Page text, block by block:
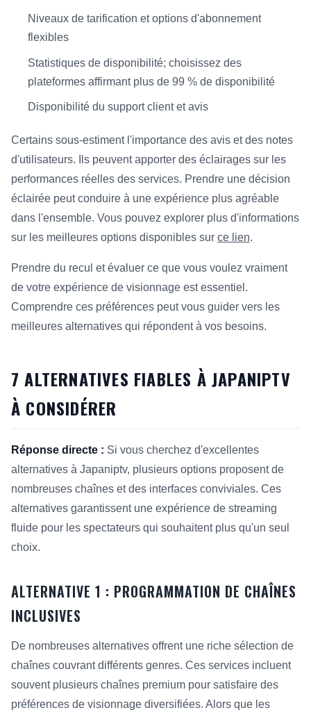
Niveaux de tarification et options d'abonnement
flexibles
Statistiques de disponibilité; choisissez des
plateformes affirmant plus de 99 % de disponibilité
Disponibilité du support client et avis
Certains sous-estiment l'importance des avis et des notes
d'utilisateurs. Ils peuvent apporter des éclairages sur les
performances réelles des services. Prendre une décision
éclairée peut conduire à une expérience plus agréable
dans l'ensemble. Vous pouvez explorer plus d'informations
sur les meilleures options disponibles sur ce lien.
Prendre du recul et évaluer ce que vous voulez vraiment
de votre expérience de visionnage est essentiel.
Comprendre ces préférences peut vous guider vers les
meilleures alternatives qui répondent à vos besoins.
7 ALTERNATIVES FIABLES À JAPANIPTV
À CONSIDÉRER
Réponse directe : Si vous cherchez d'excellentes
alternatives à Japaniptv, plusieurs options proposent de
nombreuses chaînes et des interfaces conviviales. Ces
alternatives garantissent une expérience de streaming
fluide pour les spectateurs qui souhaitent plus qu'un seul
choix.
ALTERNATIVE 1 : PROGRAMMATION DE CHAÎNES
INCLUSIVES
De nombreuses alternatives offrent une riche sélection de
chaînes couvrant différents genres. Ces services incluent
souvent plusieurs chaînes premium pour satisfaire des
préférences de visionnage diversifiées. Alors que les